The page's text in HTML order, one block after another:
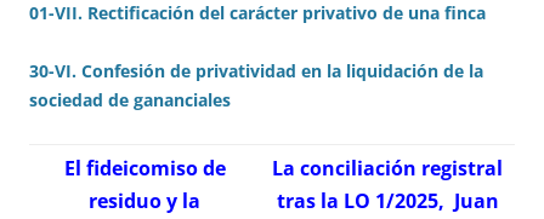
01-VII. Rectificación del carácter privativo de una finca
30-VI. Confesión de privatividad en la liquidación de la
sociedad de gananciales
El fideicomiso de
residuo y la
La conciliación registral
tras la LO 1/2025, Juan